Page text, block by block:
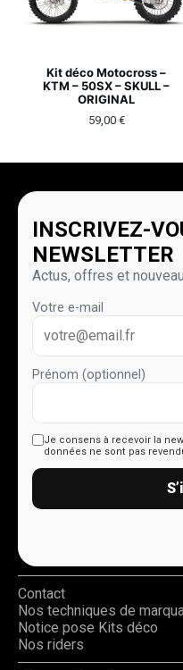
Kit déco Motocross –
KTM – 50SX – SKULL –
ORIGINAL
59,00 €
INSCRIVEZ-
NEWSLETTER
Actus, offres et
Votre e-mail
Prénom (optionnel)
Je consens à recevoir la
données ne sont pas
Contact
Nos techniques de
Notice pose Kits déco
Nos riders